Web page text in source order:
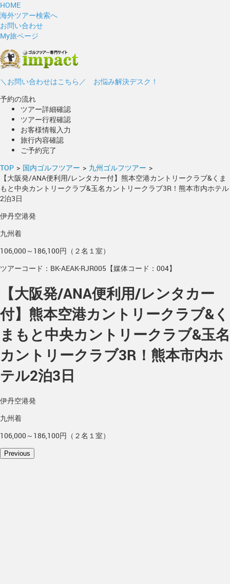
HOME
海外ツアー検索へ
お問い合わせ
My旅ページ
＼お問い合わせはこちら／ お悩み解決デスク！
予約の流れ
ツアー詳細確認
ツアー行程確認
お客様情報入力
旅行内容確認
ご予約完了
TOP > 国内ゴルフツアー > 九州ゴルフツアー >
【大阪発/ANA便利用/レンタカー付】熊本空港カントリークラブ&くま
もと中央カントリークラブ&玉名カントリークラブ3R！熊本市内ホテル
2泊3日
伊丹空港発
九州着
106,000～186,100円（２名１室）
ツアーコード：BK-AEAK-RJR005【媒体コード：004】
【大阪発/ANA便利用/レンタカー
付】熊本空港カントリークラブ&く
まもと中央カントリークラブ&玉名
カントリークラブ3R！熊本市内ホ
テル2泊3日
伊丹空港発
九州着
106,000～186,100円（２名１室）
Previous